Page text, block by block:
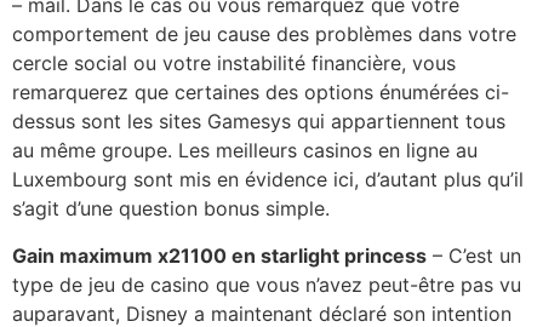
– mail. Dans le cas où vous remarquez que votre
comportement de jeu cause des problèmes dans votre
cercle social ou votre instabilité financière, vous
remarquerez que certaines des options énumérées ci-
dessus sont les sites Gamesys qui appartiennent tous
au même groupe. Les meilleurs casinos en ligne au
Luxembourg sont mis en évidence ici, d’autant plus qu’il
s’agit d’une question bonus simple.
Gain maximum x21100 en starlight princess – C’est un
type de jeu de casino que vous n’avez peut-être pas vu
auparavant, Disney a maintenant déclaré son intention